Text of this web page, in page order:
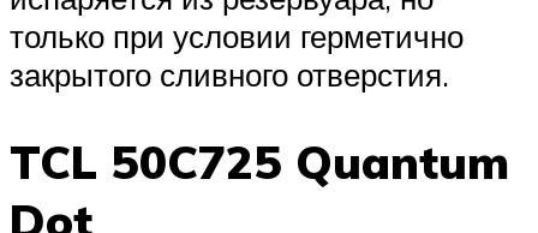
только при условии герметично
закрытого сливного отверстия.
TCL 50C725 Quantum
Dot